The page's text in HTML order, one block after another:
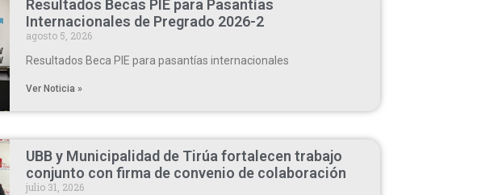
Resultados Becas PIE para Pasantías
Internacionales de Pregrado 2026-2
agosto 5, 2026
Resultados Beca PIE para pasantías internacionales
Ver Noticia »
UBB y Municipalidad de Tirúa fortalecen trabajo
conjunto con firma de convenio de colaboración
julio 31, 2026